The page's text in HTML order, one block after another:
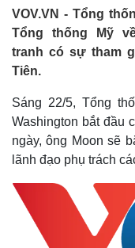
VOV.VN - Tổng
Tổng thống Mỹ
tranh có sự tham
Tiên.
Sáng 22/5, Tổng
Washington bắt đầu
ngày, ông Moon sẽ
lãnh đạo phụ trách